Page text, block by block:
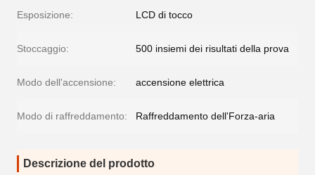
Esposizione: LCD di tocco
Stoccaggio: 500 insiemi dei risultati della prova
Modo dell'accensione: accensione elettrica
Modo di raffreddamento: Raffreddamento dell'Forza-aria
Descrizione del prodotto